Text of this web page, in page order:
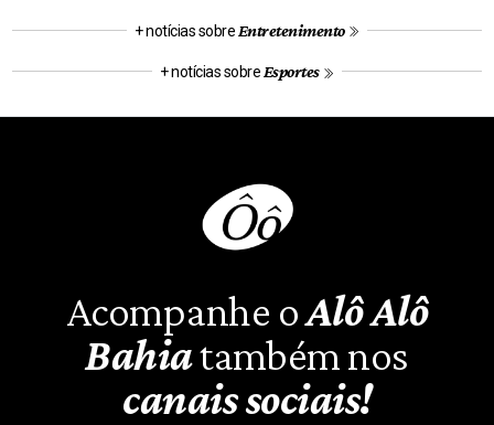
+ notícias sobre Entretenimento
+ notícias sobreEsportes
Acompanhe oAlô Alô
Bahiatambém nos
canais sociais!